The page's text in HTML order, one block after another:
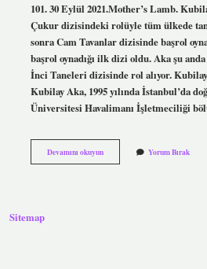
101. 30 Eylül 2021.Mother’s Lamb.
Çukur dizisindeki rolüyle tüm ülkede
sonra Cam Tavanlar dizisinde başrol
başrol oynadığı ilk dizi oldu. Aka şu
İnci Taneleri dizisinde rol alıyor.
Kubilay Aka, 1995 yılında İstanbul’da
Üniversitesi Havalimanı İşletmeciliği
Devamını okuyunKubilay
Aka
Yorum Bırak
Sitemap